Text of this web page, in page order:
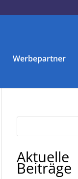
Werbepartner
Aktuelle
Beiträge